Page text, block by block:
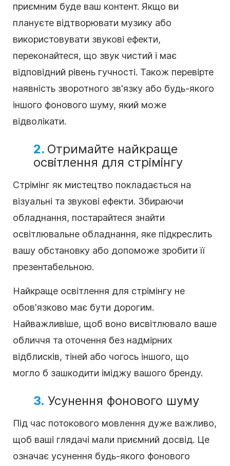
приємним буде ваш контент. Якщо ви
плануєте відтворювати музику або
використовувати звукові ефекти,
переконайтеся, що звук чистий і має
відповідний рівень гучності. Також перевірте
наявність зворотного зв'язку або будь-якого
іншого фонового шуму, який може
відволікати.
2. Отримайте найкраще
освітлення для стрімінгу
Стрімінг як мистецтво покладається на
візуальні та звукові ефекти. Збираючи
обладнання, постарайтеся знайти
освітлювальне обладнання, яке підкреслить
вашу обстановку або допоможе зробити її
презентабельною.
Найкраще освітлення для стрімінгу не
обов'язково має бути дорогим.
Найважливіше, щоб воно висвітлювало ваше
обличчя та оточення без надмірних
відблисків, тіней або чогось іншого, що
могло б зашкодити іміджу вашого бренду.
3. Усунення фонового шуму
Під час потокового мовлення дуже важливо,
щоб ваші глядачі мали приємний досвід. Це
означає усунення будь-якого фонового